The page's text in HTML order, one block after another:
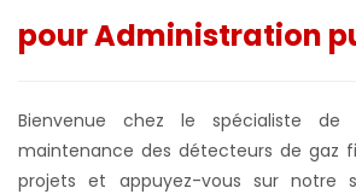
pour Administration
Bienvenue chez le spécialiste
maintenance des détecteurs de gaz
projets et appuyez-vous sur notre